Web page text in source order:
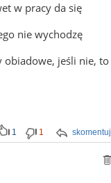
w pracy da się
nie wychodzę
obiadowe, jeśli nie, to
skomentuj
1 1